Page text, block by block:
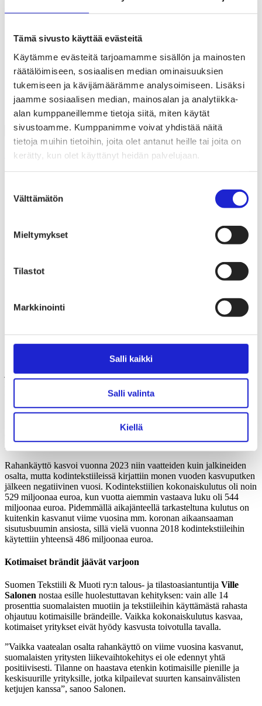
Tämä sivusto käyttää evästeitä
Käytämme evästeitä tarjoamamme sisällön ja mainosten
räätälöimiseen, sosiaalisen median ominaisuuksien
tukemiseen ja kävijämäärämme analysoimiseen. Lisäksi
jaamme sosiaalisen median, mainosalan ja analytiikka-
alan kumppaneillemme tietoja siitä, miten käytät
sivustoamme. Kumppanimme voivat yhdistää näitä
tietoja muihin tietoihin, joita olet antanut heille tai joita on
kerätty, kun olet käyttänyt heidän palvelujaan.
valinta
Välttämätön
Mieltymykset
Tilastot
Markkinointi
Salli kaikki
Salli valinta
Kiellä
Liiton henkilöstö & yhteystiedot
Liiton säännöt
Suomen Tekstiili & Muoti 120 vuotta
Laskutusosoite
Mediapankki
Tilastoja Suomen Tekstiili & Muoti ry:stä ja sen
jäsenistä
Tietosuojaseloste
Alan yritykset Suomessa – tutustu jäseniimme
Uutishuone
Suomalainen käyttää tekstiileihin ja
suomibrändien osuus vain 14 prosenttia
Tekstiilien ja muodin kuluttajamarkkina on Suomessa
kooltaan 5,5 miljardia. Kasvua edellisestä vuodesta on
suomalaisten kokonaiskulutuksesta on 3,7 %.
Suomalaiset kuluttivat vuonna 2023 vaatteisiin, kodintekstiileihin ja
jalkineisiin yhteensä noin 5,5 miljardia euroa. Vaatteiden osuus
rahankäytössä on merkittävin, sillä siihen käytetty kokonaissumma
oli reilu neljä miljardia euroa.
Viime vuosina jalkineisiin käytetty summa on kasvanut
huomattavasti, sillä vain kahdessa vuodessa niihin käytetty
lähentelee jo miljardin euron rajaa.
Rahankäyttö kasvoi vuonna 2023 niin vaatteiden kuin jalkineiden
osalta, mutta kodintekstiileissä kirjattiin monen vuoden kasvuputken
jälkeen negatiivinen vuosi. Kodintekstiilien kokonaiskulutus oli noin
529 miljoonaa euroa, kun vuotta aiemmin vastaava luku oli 544
miljoonaa euroa. Pidemmällä aikajänteellä tarkasteltuna kulutus on
kuitenkin kasvanut viime vuosina mm. koronan aikaansaaman
sisutusbuumin ansiosta, sillä vielä vuonna 2018 kodintekstiileihin
käytettiin yhteensä 486 miljoonaa euroa.
Kotimaiset brändit jäävät varjoon
Suomen Tekstiili & Muoti ry:n talous- ja tilastoasiantuntija Ville
Salonen nostaa esille huolestuttavan kehityksen: vain alle 14
prosenttia suomalaisten muotiin ja tekstiileihin käyttämästä rahasta
ohjautuu kotimaisille brändeille. Vaikka kokonaiskulutus kasvaa,
kotimaiset yritykset eivät hyödy kasvusta toivotulla tavalla.
”Vaikka vaatealan osalta rahankäyttö on viime vuosina kasvanut,
suomalaisten yritysten liikevaihtokehitys ei ole edennyt yhtä
positiivisesti. Tilanne on haastava etenkin kotimaisille pienille ja
keskisuurille yrityksille, jotka kilpailevat suurten kansainvälisten
ketjujen kanssa”, sanoo Salonen.